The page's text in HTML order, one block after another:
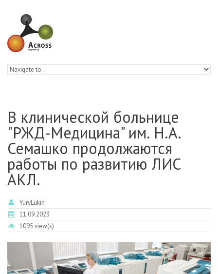
В клинической больнице
"РЖД-Медицина" им. Н.А.
Семашко продолжаются
работы по развитию ЛИС
АКЛ.
YuryLukin
11.09.2023
1095 view(s)